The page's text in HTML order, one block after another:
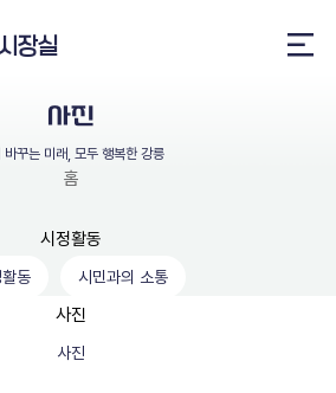
장실
메
사진
바꾸는 미래, 모두 행복한 강릉
홈
시정활동
동 시민과의 소통
사진
사진